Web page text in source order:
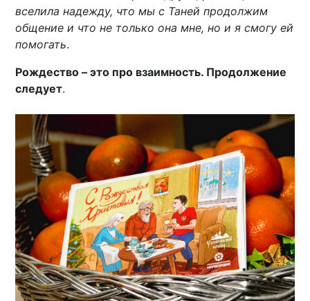
вселила надежду, что мы с Таней продолжим
общение и что не только она мне, но и я смогу ей
помогать.
Рождество – это про взаимность. Продолжение
следует.